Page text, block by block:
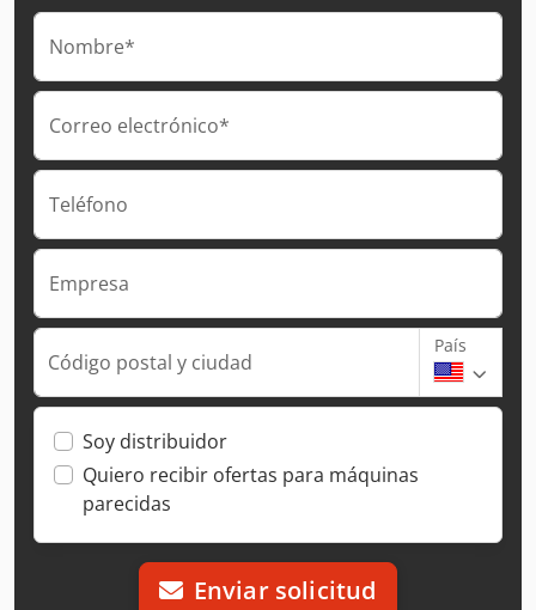
Nombre*
Correo electrónico*
Teléfono
Empresa
Código postal y ciudad
País
Soy distribuidor
Quiero recibir ofertas para máquinas
parecidas
Enviar solicitud